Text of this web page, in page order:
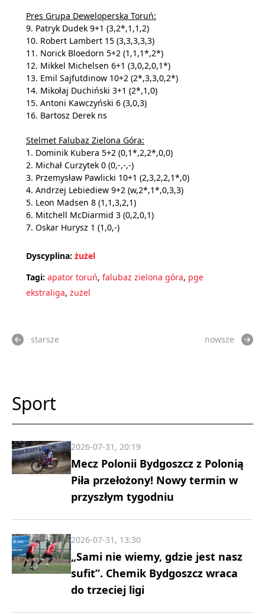
Pres Grupa Deweloperska Toruń:
9. Patryk Dudek 9+1 (3,2*,1,1,2)
10. Robert Lambert 15 (3,3,3,3,3)
11. Norick Bloedorn 5+2 (1,1,1*,2*)
12. Mikkel Michelsen 6+1 (3,0,2,0,1*)
13. Emil Sajfutdinow 10+2 (2*,3,3,0,2*)
14. Mikołaj Duchiński 3+1 (2*,1,0)
15. Antoni Kawczyński 6 (3,0,3)
16. Bartosz Derek ns
Stelmet Falubaz Zielona Góra:
1. Dominik Kubera 5+2 (0,1*,2,2*,0,0)
2. Michał Curzytek 0 (0,-,-,-)
3. Przemysław Pawlicki 10+1 (2,3,2,2,1*,0)
4. Andrzej Lebiediew 9+2 (w,2*,1*,0,3,3)
5. Leon Madsen 8 (1,1,3,2,1)
6. Mitchell McDiarmid 3 (0,2,0,1)
7. Oskar Hurysz 1 (1,0,-)
Dyscyplina: żużel
Tagi: apator toruń, falubaz zielona góra, pge
ekstraliga, żużel
starsze nowsze
Sport
Mecz Polonii Bydgoszcz z Polonią
Piła przełożony! Nowy termin w
przyszłym tygodniu
2026-07-31, 20:19
„Sami nie wiemy, gdzie jest nasz
sufit”. Chemik Bydgoszcz wraca
do trzeciej ligi
2026-07-31, 13:30